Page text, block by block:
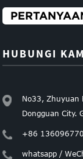
HUBUNGI
No33, Zhuyuan
Dongguan City.
+86
whatsapp /